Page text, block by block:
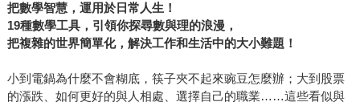
把數學智慧，運用於日常人生！
19種數學工具，引領你探尋數與理的浪漫，
把複雜的世界簡單化，解決工作和生活中的大小難題！
小到電鍋為什麼不會糊底，筷子夾不起來豌豆怎麼辦；大到股票
的漲跌、如何更好的與人相處、選擇自己的職業……這些看似與